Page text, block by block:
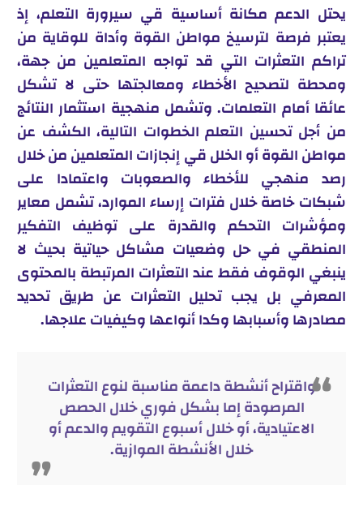
يحتل الدعم مكانة أساسية قي سيرورة التعلم، إذ
يعتبر فرصة لترسيخ مواطن القوة وأداة للوقاية من
تراكم التعثرات التي قد تواجه المتعلمين من جهة،
ومحطة لتصحيح الأخطاء ومعالجتها حتى لا تشكل
عائقا أمام التعلمات. وتشمل منهجية استثمار النتائج
من أجل تحسين التعلم الخطوات التالية، الكشف عن
مواطن القوة أو الخلل قي إنجازات المتعلمين من خلال
رصد منهجي للأخطاء والصعوبات واعتمادا على
شبكات خاصة خلال فترات إرساء الموارد، تشمل معاير
ومؤشرات التحكم والقدرة على توظيف التفكير
المنطقي في حل وضعيات مشاكل حياتية بحيث لا
ينبغي الوقوف فقط عند التعثرات المرتبطة بالمحتوى
المعرفي بل يجب تحليل التعثرات عن طريق تحديد
مصادرها وأسبابها وكدا أنواعها وكيفيات علاجها.
واقتراح أنشطة داعمة مناسبة لنوع التعثرات
المرصودة إما بشكل فوري خلال الحصص
الاعتيادية، أو خلال أسبوع التقويم والدعم أو
خلال الأنشطة الموازية.